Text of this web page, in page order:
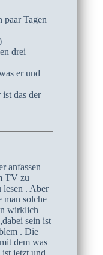
Tagen
drei
er und
das der
anfassen –
TV zu
lesen . Aber
man solche
wirklich
sein ist
. Die
dem was
jetzt und